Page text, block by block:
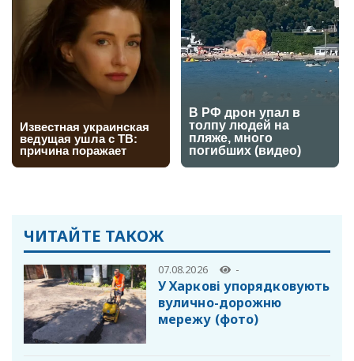
ЧИТАЙТЕ ТАКОЖ
07.08.2026 -
У Харкові упорядковують
вулично-дорожню
мережу (фото)